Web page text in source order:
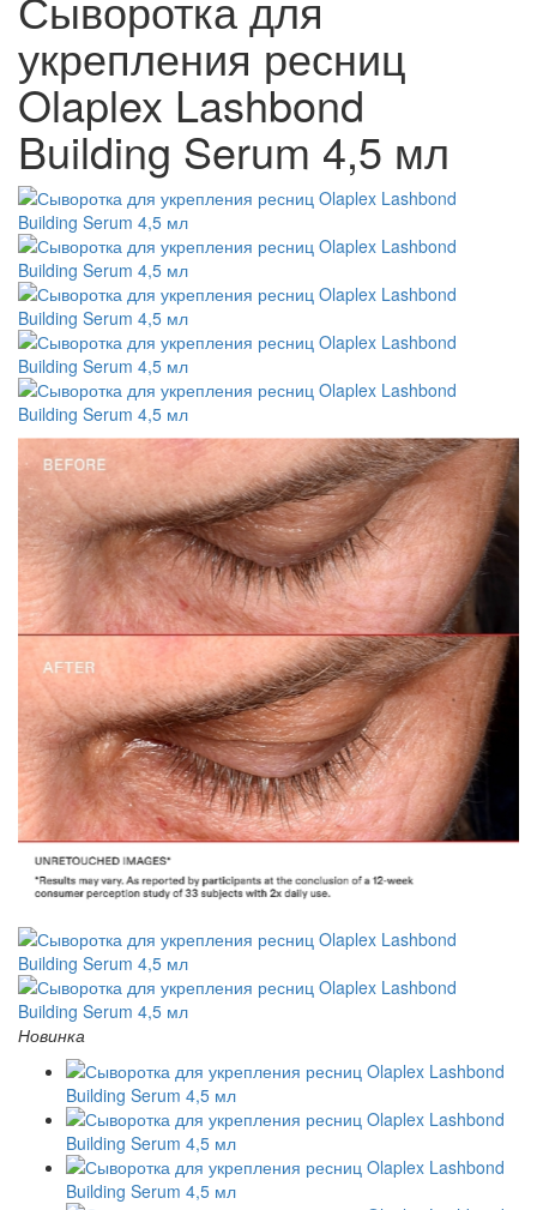
укрепления ресниц
Olaplex Lashbond
Building Serum 4,5 мл
Новинка